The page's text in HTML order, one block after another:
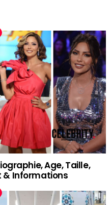
Age, Taille,
& Informations